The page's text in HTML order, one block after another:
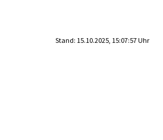
Stand: 15.10.2025, 15:07:57 Uhr